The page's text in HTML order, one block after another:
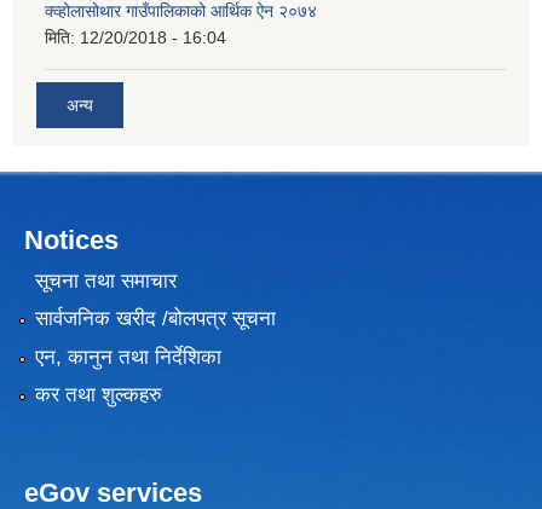
क्व्होलासोथार गाउँपालिकाको आर्थिक ऐन २०७४
मिति: 12/20/2018 - 16:04
अन्य
Notices
सूचना तथा समाचार
सार्वजनिक खरीद /बोलपत्र सूचना
एन, कानुन तथा निर्देशिका
कर तथा शुल्कहरु
eGov services